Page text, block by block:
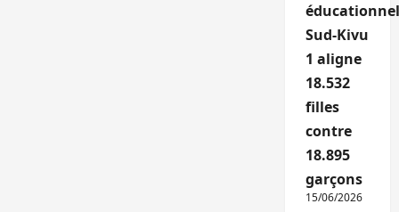
Sud-Kivu
1 aligne
18.532
filles
contre
18.895
garçons
15/06/2026